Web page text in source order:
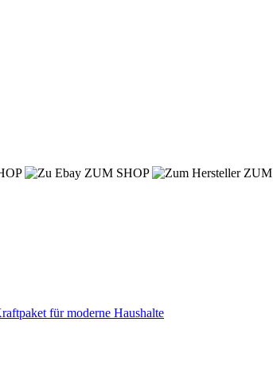
ZUM SHOP
für moderne Haushalte